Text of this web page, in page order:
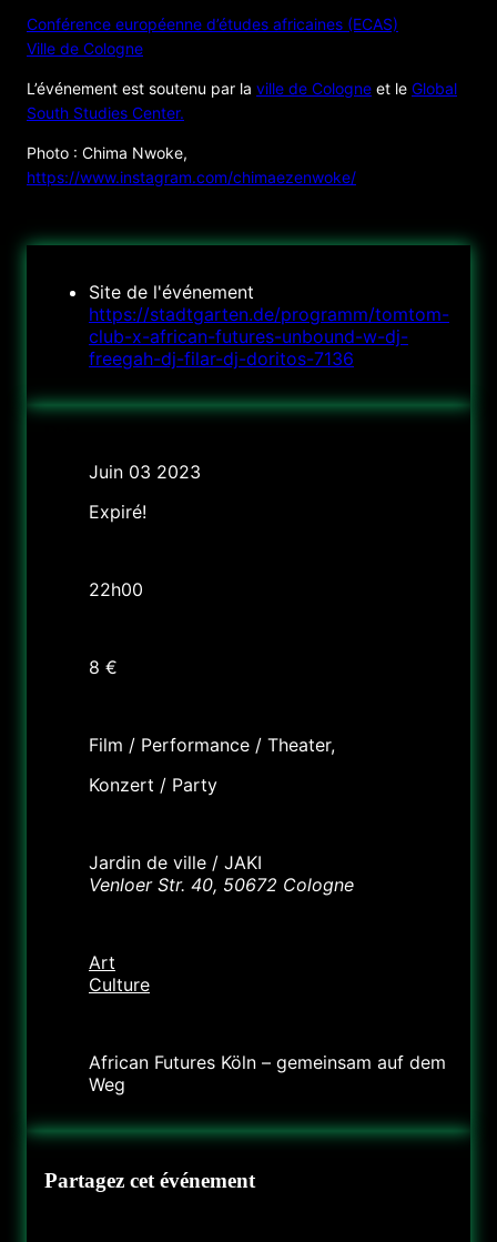
Conférence européenne d’études africaines (ECAS)
Ville de Cologne
L’événement est soutenu par la ville de Cologne et le Global
South Studies Center.
Photo : Chima Nwoke,
https://www.instagram.com/chimaezenwoke/
Site de l'événement
https://stadtgarten.de/programm/tomtom-
club-x-african-futures-unbound-w-dj-
freegah-dj-filar-dj-doritos-7136
Juin 03 2023
Expiré!
22h00
8 €
Film / Performance / Theater,
Konzert / Party
Jardin de ville / JAKI
Venloer Str. 40, 50672 Cologne
Art
Culture
African Futures Köln – gemeinsam auf dem
Weg
Partagez cet événement